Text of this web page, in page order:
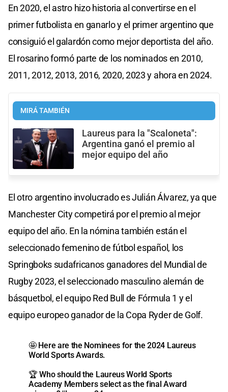
En 2020, el astro hizo historia al convertirse en el
primer futbolista en ganarlo y el primer argentino que
consiguió el galardón como mejor deportista del año.
El rosarino formó parte de los nominados en 2010,
2011, 2012, 2013, 2016, 2020, 2023 y ahora en 2024.
MIRÁ TAMBIÉN
Laureus para la "Scaloneta":
Argentina ganó el premio al
mejor equipo del año
El otro argentino involucrado es Julián Álvarez, ya que
Manchester City competirá por el premio al mejor
equipo del año. En la nómina también están el
seleccionado femenino de fútbol español, los
Springboks sudafricanos ganadores del Mundial de
Rugby 2023, el seleccionado masculino alemán de
básquetbol, el equipo Red Bull de Fórmula 1 y el
equipo europeo ganador de la Copa Ryder de Golf.
🤩 Here are the Nominees for the 2024 Laureus
World Sports Awards.
🏆 Who should the Laureus World Sports
Academy Members select as the final Award